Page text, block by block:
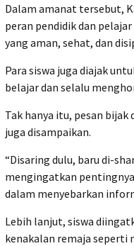
Dalam amanat tersebut,
peran pendidik dan
yang aman, sehat, dan
Para siswa juga diajak
belajar dan selalu
Tak hanya itu, pesan
juga disampaikan.
“Disaring dulu, baru di-
mengingatkan
dalam menyebarkan
Lebih lanjut, siswa
kenakalan remaja seperti